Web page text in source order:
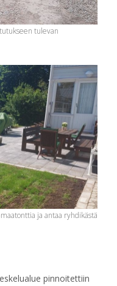
tulevan
ja antaa ryhdikästä
pinnoitettiin